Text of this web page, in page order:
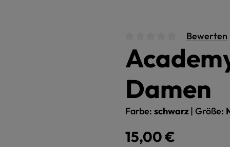
Durchschnittliche
Bewerten
Damen
Farbe: schwarz | Größe:
Regulärer Preis:
15,00 €